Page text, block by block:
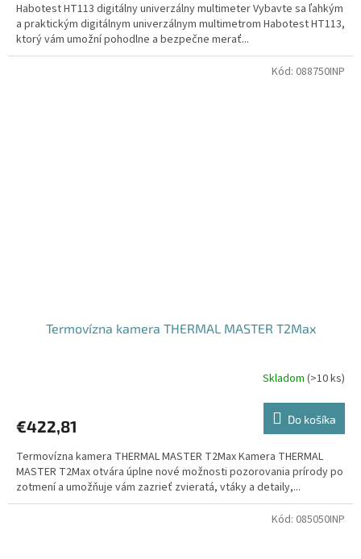
Habotest HT113 digitálny univerzálny multimeter Vybavte sa ľahkým
a praktickým digitálnym univerzálnym multimetrom Habotest HT113,
ktorý vám umožní pohodlne a bezpečne merať...
Termovízna kamera THERMAL MASTER T2Max
Skladom (>10 ks)
€422,81 Do košíka
Termovízna kamera THERMAL MASTER T2Max Kamera THERMAL
MASTER T2Max otvára úplne nové možnosti pozorovania prírody po
zotmení a umožňuje vám zazrieť zvieratá, vtáky a detaily,...
Kód: 088750INP
Kód: 085050INP